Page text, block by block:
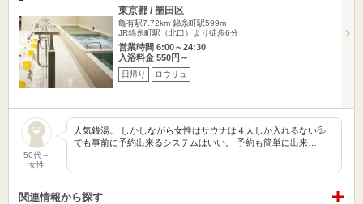
東京都 / 墨田区
亀有駅7.72km 錦糸町駅599m
JR錦糸町駅（北口）より徒歩6分
営業時間 6:00～24:30
入浴料金 550円～
日帰り ロウリュ
50代～
女性
人気銭湯。 しかしながら女性はサウナは４人しか入れるない💦
でも事前に予約出来るシステムはいい。 予約も簡単に出来…
関連情報から探す